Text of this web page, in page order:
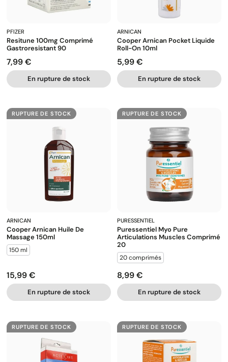
PFIZER
Resitune 100mg Comprimé
Gastroresistant 90
Prix
7,99 €
En rupture de stock
ARNICAN
Cooper Arnican Pocket Liquide
Roll-On 10ml
Prix
5,99 €
En rupture de stock
RUPTURE DE STOCK
ARNICAN
Cooper Arnican Huile De
Massage 150ml
150 ml
Prix
15,99 €
En rupture de stock
RUPTURE DE STOCK
PURESSENTIEL
Puressentiel Myo Pure
Articulations Muscles Comprimé
20
20 comprimés
Prix
8,99 €
En rupture de stock
RUPTURE DE STOCK RUPTURE DE STOCK